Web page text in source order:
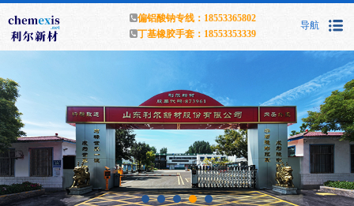
导航
偏铝酸钠专线：18553365802
丁基橡胶手套：18553353339